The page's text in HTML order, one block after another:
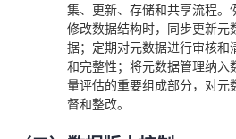
集、更新、存储和共享流程。
修改数据结构时，同步更新元
据；定期对元数据进行审核和
和完整性；将元数据管理纳入
量评估的重要组成部分，对元
督和整改。